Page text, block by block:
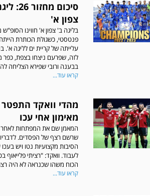
סיכום
צפון א'
בליגה ב' צפון א' חווינו הסופ"ש
פנטסטי, כשגולת הכותרת הייתה
עלייתה של קריית ים לליגה א'.
לזה, שפרעם ניצחו בצפת, כפר
בבענה ורובי שפירא הצליחה
קראו עוד...
מהדי וואקד התפטר
מאימון אחי עכו
המאמן שם את המפתחות לאחר
שרשם רצף של הפסדים.
הסיבות מקצועיות נטו ויש
לעבוד. וואקד: "רציתי פלייאוף
הכוח משהו שכנראה לא היה
קראו עוד...